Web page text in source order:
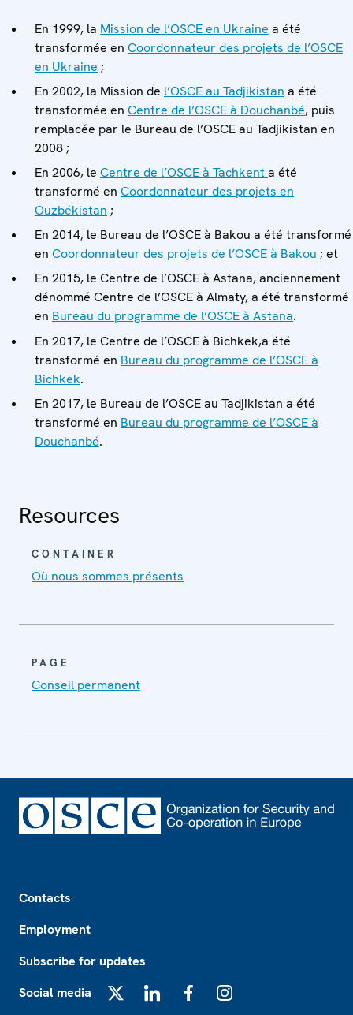
En 1999, la Mission de l’OSCE en Ukraine a été
transformée en Coordonnateur des projets de l’OSCE
en Ukraine ;
En 2002, la Mission de l’OSCE au Tadjikistan a été
transformée en Centre de l’OSCE à Douchanbé, puis
remplacée par le Bureau de l’OSCE au Tadjikistan en
2008 ;
En 2006, le Centre de l’OSCE à Tachkenta été
transformé en Coordonnateur des projets en
Ouzbékistan ;
En 2014, le Bureau de l’OSCE à Bakou a été transformé
en Coordonnateur des projets de l’OSCE à Bakou ; et
En 2015, le Centre de l’OSCE à Astana, anciennement
dénommé Centre de l’OSCE à Almaty, a été transformé
en Bureau du programme de l’OSCE à Astana.
En 2017, le Centre de l’OSCE à Bichkek,a été
transformé en Bureau du programme de l’OSCE à
Bichkek.
En 2017, le Bureau de l’OSCE au Tadjikistan a été
transformé en Bureau du programme de l’OSCE à
Douchanbé.
Resources
CONTAINER
Où nous sommes présents
PAGE
Conseil permanent
Contacts
Employment
Subscribe for updates
Social media